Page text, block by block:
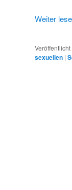
Weiter
sexuellen |